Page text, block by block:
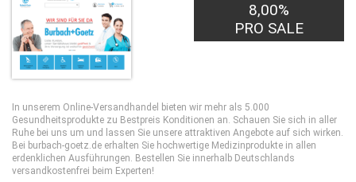
8,00%
PRO SALE
In unserem Online-Versandhandel bieten wir mehr als 5.000
Gesundheitsprodukte zu Bestpreis Konditionen an. Schauen Sie sich in aller
Ruhe bei uns um und lassen Sie unsere attraktiven Angebote auf sich wirken.
Bei burbach-goetz.de erhalten Sie hochwertige Medizinprodukte in allen
erdenklichen Ausführungen. Bestellen Sie innerhalb Deutschlands
versandkostenfrei beim Experten!